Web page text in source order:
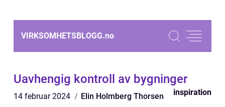
VIRKSOMHETSBLOGG.no
Uavhengig kontroll av bygninger
14 februar 2024 Elin Holmberg Thorsen inspiration